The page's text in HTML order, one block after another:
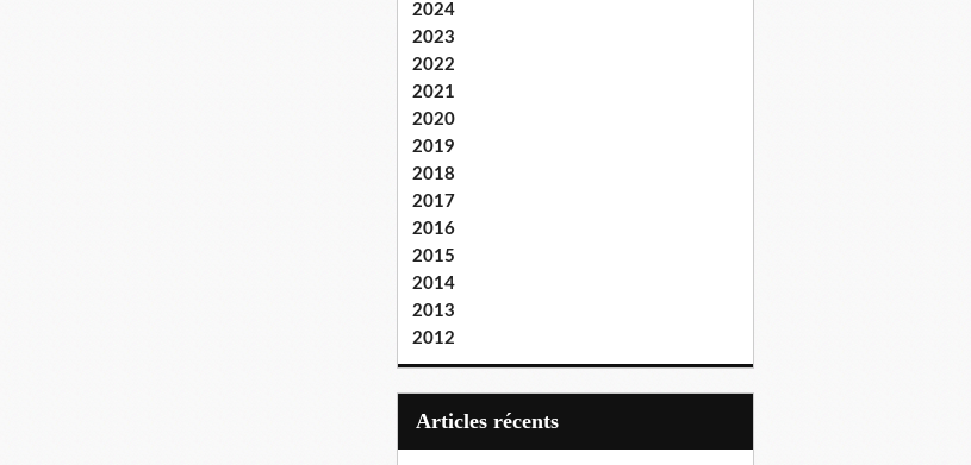
2024
2023
2022
2021
2020
2019
2018
2017
2016
2015
2014
2013
2012
articles récents